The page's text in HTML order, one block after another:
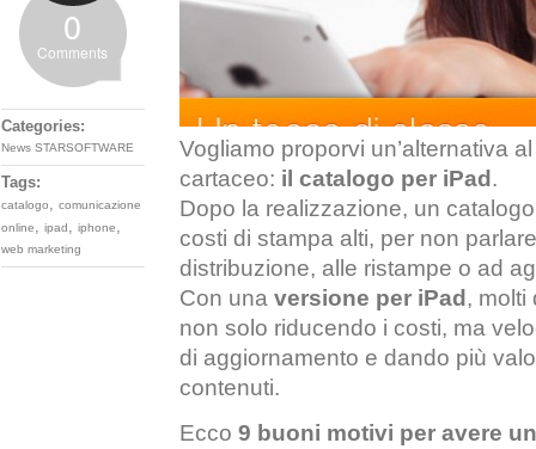
0
Comments
Categories:
News STARSOFTWARE
Tags:
catalogo
comunicazione
online
ipad iphone
web marketing
Vogliamo proporvi un’alternativa
cartaceo: il catalogo per iPad .
Dopo la realizzazione, un
costi di stampa alti, per non
distribuzione, alle ristampe o ad
Con una versione per iPad , molti
non solo riducendo i costi, ma
di aggiornamento e dando più
contenuti.
Ecco 9 buoni motivi per avere